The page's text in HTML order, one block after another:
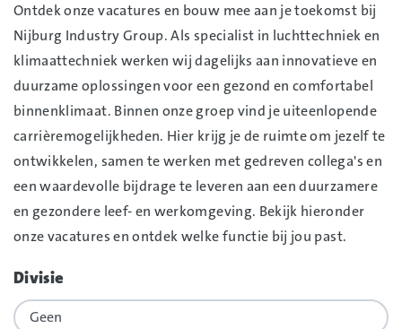
Ontdek onze vacatures en bouw mee aan je toekomst bij
Nijburg Industry Group. Als specialist in luchttechniek en
klimaattechniek werken wij dagelijks aan innovatieve en
duurzame oplossingen voor een gezond en comfortabel
binnenklimaat. Binnen onze groep vind je uiteenlopende
carrièremogelijkheden. Hier krijg je de ruimte om jezelf te
ontwikkelen, samen te werken met gedreven collega's en
een waardevolle bijdrage te leveren aan een duurzamere
en gezondere leef- en werkomgeving. Bekijk hieronder
onze vacatures en ontdek welke functie bij jou past.
Filters
Divisie